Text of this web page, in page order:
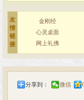
友
情
链
接
金刚经
心灵桌面
网上礼佛
分享到： 微信